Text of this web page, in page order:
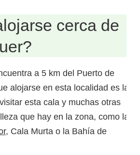
cerca de
a 5 km del Puerto de
alojarse en esta localidad es la
esta cala y muchas otras
que hay en la zona, como la
, Cala Murta o la Bahía de